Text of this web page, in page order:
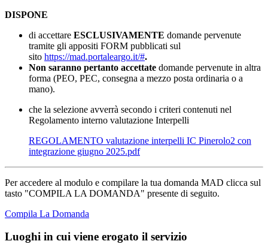
DISPONE
di accettare ESCLUSIVAMENTE domande pervenute
tramite gli appositi FORM pubblicati sul
sito https://mad.portaleargo.it/#.
Non saranno pertanto accettate domande pervenute in altra
forma (PEO, PEC, consegna a mezzo posta ordinaria o a
mano).
che la selezione avverrà secondo i criteri contenuti nel
Regolamento interno valutazione Interpelli
REGOLAMENTO valutazione interpelli IC Pinerolo2 con
integrazione giugno 2025.pdf
Per accedere al modulo e compilare la tua domanda MAD clicca sul
tasto "COMPILA LA DOMANDA" presente di seguito.
Compila La Domanda
Luoghi in cui viene erogato il servizio